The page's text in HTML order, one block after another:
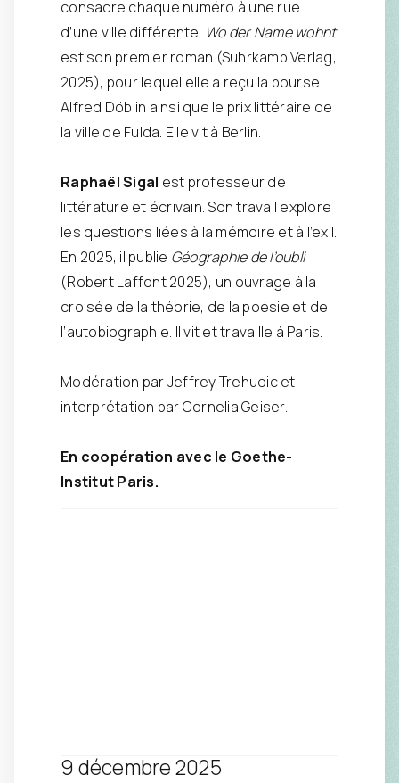
consacre chaque numéro à une rue
d’une ville différente. Wo der Name wohnt
est son premier roman (Suhrkamp Verlag,
2025), pour lequel elle a reçu la bourse
Alfred Döblin ainsi que le prix littéraire de
la ville de Fulda. Elle vit à Berlin.
Raphaël Sigal est professeur de
littérature et écrivain. Son travail explore
les questions liées à la mémoire et à l’exil.
En 2025, il publie Géographie de l’oubli
(Robert Laffont 2025), un ouvrage à la
croisée de la théorie, de la poésie et de
l’autobiographie. Il vit et travaille à Paris.
Modération par Jeffrey Trehudic et
interprétation par Cornelia Geiser.
En coopération avec le Goethe-
Institut Paris.
9 décembre 2025